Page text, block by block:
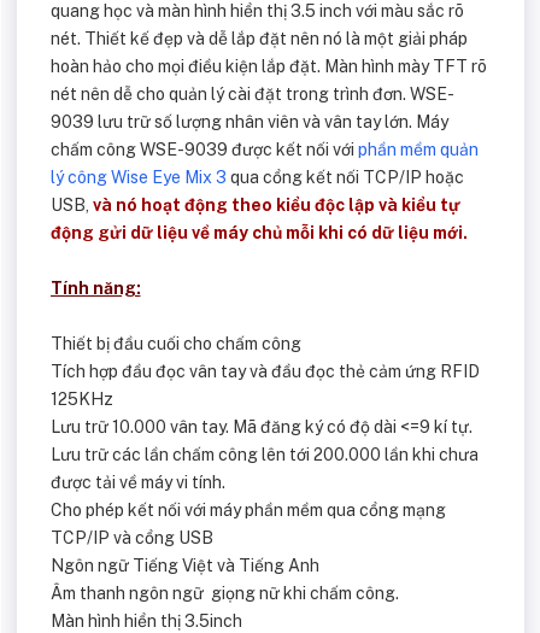
quang học và màn hình hiển thị 3.5 inch với màu sắc rõ
nét. Thiết kế đẹp và dễ lắp đặt nên nó là một giải pháp
hoàn hảo cho mọi điều kiện lắp đặt. Màn hình mày TFT rõ
nét nên dễ cho quản lý cài đặt trong trình đơn. WSE-
9039 lưu trữ số lượng nhân viên và vân tay lớn. Máy
chấm công WSE-9039 được kết nối với phần mềm quản
lý công Wise Eye Mix 3 qua cổng kết nối TCP/IP hoặc
USB, và nó hoạt động theo kiểu độc lập và kiểu tự
động gửi dữ liệu về máy chủ mỗi khi có dữ liệu mới.
Tính năng:
Thiết bị đầu cuối cho chấm công
Tích hợp đầu đọc vân tay và đầu đọc thẻ cảm ứng RFID
125KHz
Lưu trữ 10.000 vân tay. Mã đăng ký có độ dài <=9 kí tự.
Lưu trữ các lần chấm công lên tới 200.000 lần khi chưa
được tải về máy vi tính.
Cho phép kết nối với máy phần mềm qua cổng mạng
TCP/IP và cổng USB
Ngôn ngữ Tiếng Việt và Tiếng Anh
Âm thanh ngôn ngữ giọng nữ khi chấm công.
Màn hình hiển thị 3.5inch